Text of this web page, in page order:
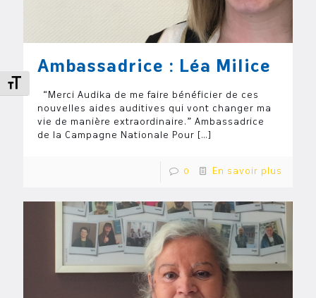
Changer la taille de la police
Ambassadrice : Léa Milice
“Merci Audika de me faire bénéficier de ces
nouvelles aides auditives qui vont changer ma
vie de manière extraordinaire.” Ambassadrice
de la Campagne Nationale Pour […]
0 En savoir plus